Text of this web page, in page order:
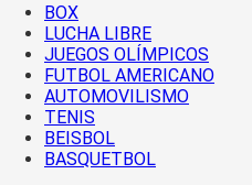
BOX
LUCHA LIBRE
JUEGOS OLÍMPICOS
FUTBOL AMERICANO
AUTOMOVILISMO
TENIS
BEISBOL
BASQUETBOL